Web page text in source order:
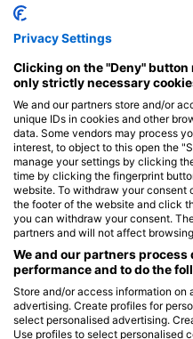
85Спостереження
J F M A M J J A S O N D
Показати
Дайвінг-центри
дайвінг-сайт
SUN La IZU DIVING, サンライ
ズダイビング
静岡県伊東市川奈286-1, 4140044
Privacy Settings
Clicking on the "Deny"
only strictly necessary
We and our partners store and/or
unique IDs in cookies and other
data. Some vendors may process
interest, to object to this open the
manage your settings by clicking
time by clicking the fingerprint
website. To withdraw your consent
the footer of the website and click
you can withdraw your consent.
partners and will not affect
We and our partners process
performance and to do the
Store and/or access information on
advertising. Create profiles for
select personalised advertising.
Use profiles to select personalised